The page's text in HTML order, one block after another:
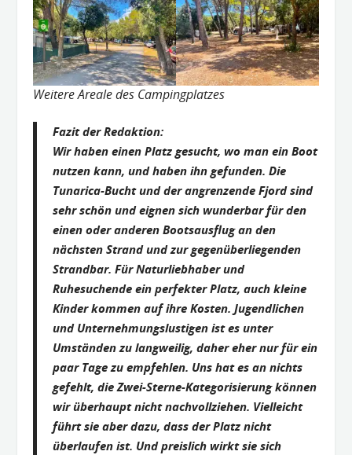
Weitere Areale des Campingplatzes
Fazit der Redaktion:
Wir haben einen Platz gesucht, wo man ein Boot
nutzen kann, und haben ihn gefunden. Die
Tunarica-Bucht und der angrenzende Fjord sind
sehr schön und eignen sich wunderbar für den
einen oder anderen Bootsausflug an den
nächsten Strand und zur gegenüberliegenden
Strandbar. Für Naturliebhaber und
Ruhesuchende ein perfekter Platz, auch kleine
Kinder kommen auf ihre Kosten. Jugendlichen
und Unternehmungslustigen ist es unter
Umständen zu langweilig, daher eher nur für ein
paar Tage zu empfehlen. Uns hat es an nichts
gefehlt, die Zwei-Sterne-Kategorisierung können
wir überhaupt nicht nachvollziehen. Vielleicht
führt sie aber dazu, dass der Platz nicht
überlaufen ist. Und preislich wirkt sie sich